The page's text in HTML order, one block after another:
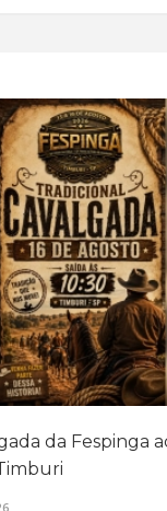
da Fespinga